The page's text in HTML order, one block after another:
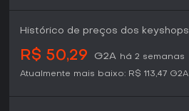
Histórico de preços dos keyshops
R$ 50,29 G2A há 2 semanas
Atualmente mais baixo: R$ 113,47 G2A